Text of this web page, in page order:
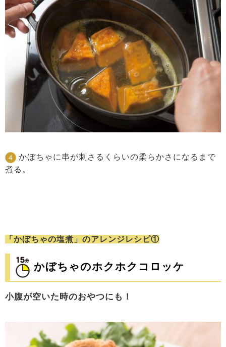
かぼちゃに串が刺さるくらいの柔らかさになるまで
煮る。
「かぼちゃの塩煮」のアレンジレシピ①
かぼちゃのホクホクコロッケ
小腹が空いた時のおやつにも！